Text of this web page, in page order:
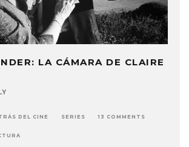
LA CÁMARA DE CLAIRE
DEL CINE SERIES 13 COMMENTS